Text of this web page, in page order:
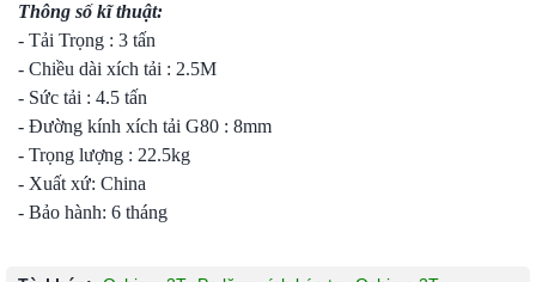
Thông số kĩ thuật:
- Tải Trọng : 3 tấn
- Chiều dài xích tải : 2.5M
- Sức tải : 4.5 tấn
- Đường kính xích tải G80 : 8mm
- Trọng lượng : 22.5kg
- Xuất xứ: China
- Bảo hành: 6 tháng